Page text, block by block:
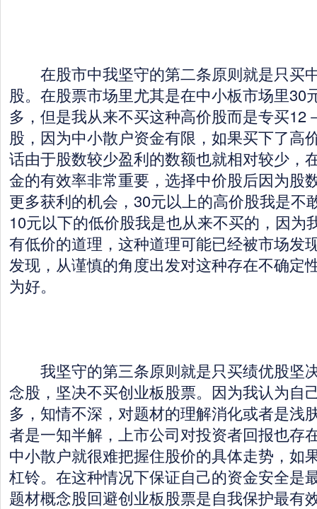
在股市中我坚守的第二条原则就是只买
股。在股票市场里尤其是在中小板市场里30
多，但是我从来不买这种高价股而是专买12
股，因为中小散户资金有限，如果买下了高
话由于股数较少盈利的数额也就相对较少，
金的有效率非常重要，选择中价股后因为股
更多获利的机会，30元以上的高价股我是不
10元以下的低价股我是也从来不买的，因为
有低价的道理，这种道理可能已经被市场发
发现，从谨慎的角度出发对这种存在不确定
为好。
我坚守的第三条原则就是只买绩优股坚
念股，坚决不买创业板股票。因为我认为自
多，知情不深，对题材的理解消化或者是浅
者是一知半解，上市公司对投资者回报也存
中小散户就很难把握住股价的具体走势，如
杠铃。在这种情况下保证自己的资金安全是
题材概念股回避创业板股票是自我保护最有